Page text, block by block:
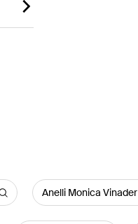
Anelli Monica Vinader